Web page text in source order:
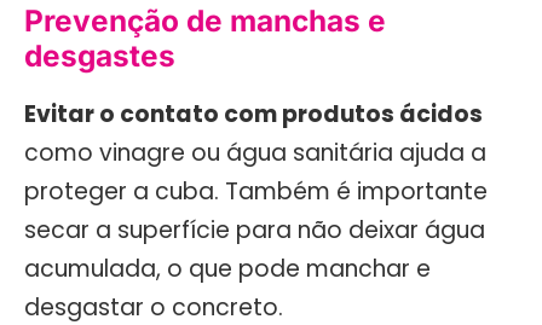
Prevenção de manchas e
desgastes
Evitar o contato com produtos ácidos
como vinagre ou água sanitária ajuda a
proteger a cuba. Também é importante
secar a superfície para não deixar água
acumulada, o que pode manchar e
desgastar o concreto.